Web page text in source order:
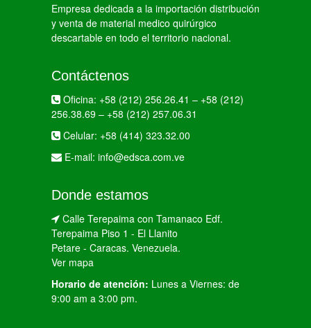
Empresa dedicada a la importación distribución
y venta de material medico quirúrgico
descartable en todo el territorio nacional.
Contáctenos
Oficina: +58 (212) 256.26.41 – +58 (212)
256.38.69 – +58 (212) 257.06.31
Celular: +58 (414) 323.32.00
E-mail: info@edsca.com.ve
Donde estamos
Calle Terepaima con Tamanaco Edf.
Terepaima Piso 1 - El Llanito
Petare - Caracas. Venezuela.
Ver mapa
Horario de atención: Lunes a Viernes: de
9:00 am a 3:00 pm.